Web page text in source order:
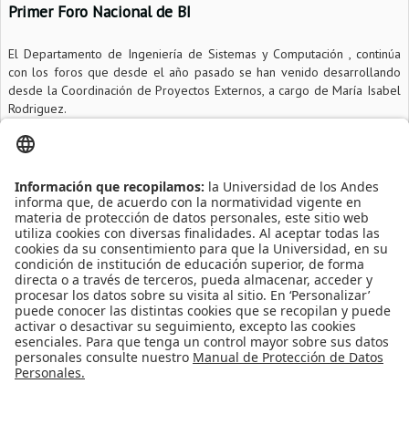
Primer Foro Nacional de BI
El Departamento de Ingeniería de Sistemas y Computación , continúa
con los foros que desde el año pasado se han venido desarrollando
desde la Coordinación de Proyectos Externos, a cargo de María Isabel
Rodriguez.
Fecha
2011-04-27
Lugar
Mario Laserna ML513
Más información
Inscripciones
Leído3071Tiempo
Publicado en Eventos
Leer más...